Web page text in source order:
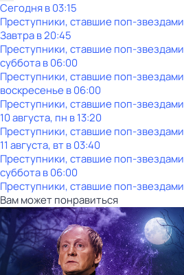
Сегодня в 03:15
Преступники, ставшие поп-звездами
Завтра в 20:45
Преступники, ставшие поп-звездами
субботав06:00
Преступники, ставшие поп-звездами
воскресенье в06:00
Преступники, ставшие поп-звездами
10 августа, пн в 13:20
Преступники, ставшие поп-звездами
11 августа, вт в 03:40
Преступники, ставшие поп-звездами
субботав06:00
Преступники, ставшие поп-звездами
Вам может понравиться